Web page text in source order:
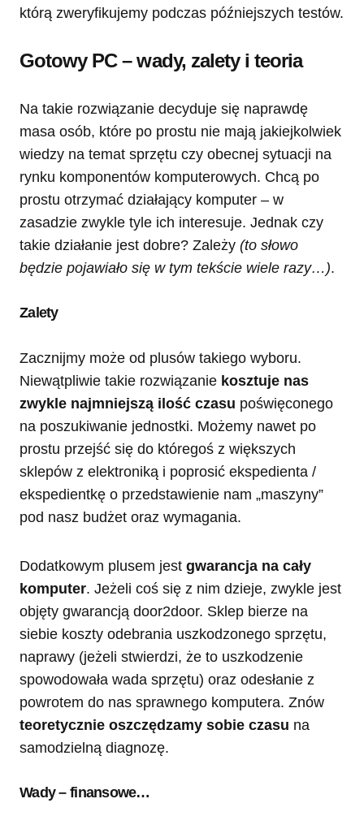
którą zweryfikujemy podczas późniejszych testów.
Gotowy PC – wady, zalety i teoria
Na takie rozwiązanie decyduje się naprawdę
masa osób, które po prostu nie mają jakiejkolwiek
wiedzy na temat sprzętu czy obecnej sytuacji na
rynku komponentów komputerowych. Chcą po
prostu otrzymać działający komputer – w
zasadzie zwykle tyle ich interesuje. Jednak czy
takie działanie jest dobre? Zależy (to słowo
będzie pojawiało się w tym tekście wiele razy…).
Zalety
Zacznijmy może od plusów takiego wyboru.
Niewątpliwie takie rozwiązanie kosztuje nas
zwykle najmniejszą ilość czasu poświęconego
na poszukiwanie jednostki. Możemy nawet po
prostu przejść się do któregoś z większych
sklepów z elektroniką i poprosić ekspedienta /
ekspedientkę o przedstawienie nam „maszyny”
pod nasz budżet oraz wymagania.
Dodatkowym plusem jest gwarancja na cały
komputer. Jeżeli coś się z nim dzieje, zwykle jest
objęty gwarancją door2door. Sklep bierze na
siebie koszty odebrania uszkodzonego sprzętu,
naprawy (jeżeli stwierdzi, że to uszkodzenie
spowodowała wada sprzętu) oraz odesłanie z
powrotem do nas sprawnego komputera. Znów
teoretycznie oszczędzamy sobie czasu na
samodzielną diagnozę.
Wady – finansowe…